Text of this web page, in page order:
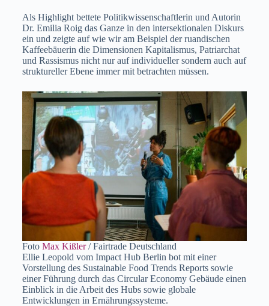
Als Highlight bettete Politikwissenschaftlerin und Autorin
Dr. Emilia Roig das Ganze in den intersektionalen Diskurs
ein und zeigte auf wie wir am Beispiel der ruandischen
Kaffeebäuerin die Dimensionen Kapitalismus, Patriarchat
und Rassismus nicht nur auf individueller sondern auch auf
struktureller Ebene immer mit betrachten müssen.
Foto Max Kißler/ Fairtrade Deutschland
Ellie Leopold vom Impact Hub Berlin bot mit einer
Vorstellung des Sustainable Food Trends Reports sowie
einer Führung durch das Circular Economy Gebäude einen
Einblick in die Arbeit des Hubs sowie globale
Entwicklungen in Ernährungssysteme.